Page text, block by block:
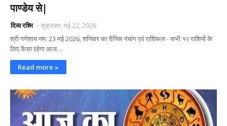
पाण्डेय से|
दिव्य रश्मि
शुक्रवार, मई 22, 2026
श्री गणेशाय नम: 23 मई 2026, शनिवार का दैनिक पंचांग एवं राशिफल - सभी १२ राशियों के
लिए कैसा रहेगा आज…
Read more »